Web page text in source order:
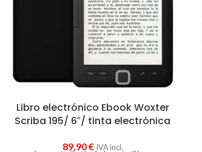
Libro electrónico Ebook Woxter
Scriba 195/ 6″/ tinta electrónica
89,90€ IVA incl.